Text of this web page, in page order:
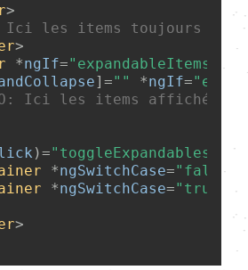
>
Ici les items toujours
>
*ngIf=
]="" *ngIf=
Ici les items affichés
)="toggleExpandables()"
*ngSwitchCase="false"
*ngSwitchCase="true" >
>